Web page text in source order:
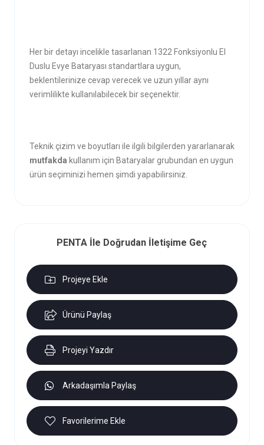
Her bir detayı incelikle tasarlanan 1322 Fonksiyonlu El
Duslu Evye Bataryası standartlara uygun,
beklentilerinize cevap verecek ve uzun yıllar aynı
verimlilikte kullanılabilecek bir seçenektir.
Teknik çizim ve boyutları ile ilgili bilgilerden yararlanarak
mutfakda kullanım için Bataryalar grubundan en uygun
ürün seçiminizi hemen şimdi yapabilirsiniz.
PENTA İle Doğrudan İletişime Geç
Projeye Ekle
Ürünü Paylaş
Projeyi Yazdır
Arkadaşımla Paylaş
Favorilerime Ekle